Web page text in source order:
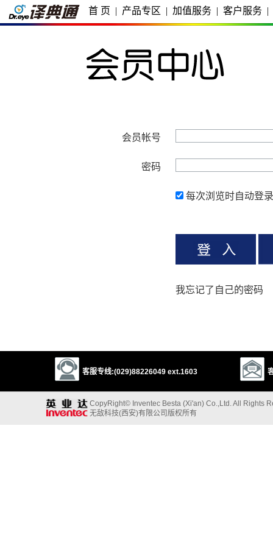
首 页 | 产品专区 | 加值服务 | 客户服务 |
会员帐号
密码
每次浏览时自动登录
我忘记了自己的密码
客服专线:(029)88226049 ext.1603
CopyRight© Inventec Besta (Xi'an) Co.,Ltd. All Rights
无敌科技(西安)有限公司版权所有